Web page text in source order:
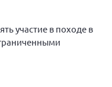
участие в походе в